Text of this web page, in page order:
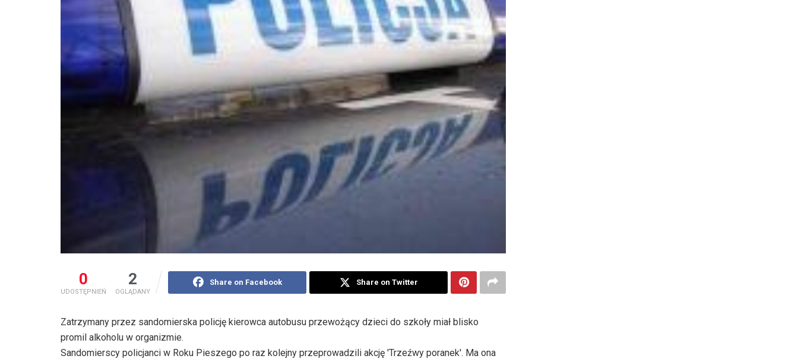
0
UDOSTĘPNIEŃ
2
OGLĄDANY
Share on Facebook Share on Twitter
Zatrzymany przez sandomierska policję kierowca autobusu przewożący dzieci do szkoły miał blisko
promil alkoholu w organizmie.
Sandomierscy policjanci w Roku Pieszego po raz kolejny przeprowadzili akcję 'Trzeźwy poranek'. Ma ona